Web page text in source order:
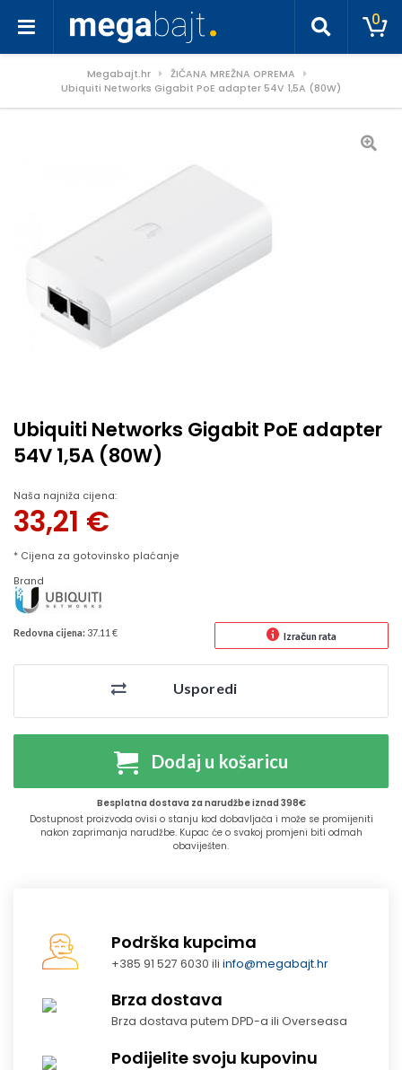
0
Megabajt.hr
ŽIČANA MREŽNA OPREMA
Ubiquiti Networks Gigabit PoE adapter 54V 1,5A (80W)
Ubiquiti Networks Gigabit PoE adapter
54V 1,5A (80W)
Naša najniža cijena:
33,21 €
* Cijena za gotovinsko plaćanje
Brand
Redovna cijena: 37.11 € Izračun rata
Usporedi
Dodaj u košaricu
Besplatna dostava za narudžbe iznad 398€
Dostupnost proizvoda ovisi o stanju kod dobavljača i može se promijeniti
nakon zaprimanja narudžbe. Kupac će o svakoj promjeni biti odmah
obaviješten.
Podrška kupcima
+385 91 527 6030 iliinfo@megabajt.hr
Brza dostava
Brza dostava putem DPD-a ili Overseasa
Podijelite svoju kupovinu